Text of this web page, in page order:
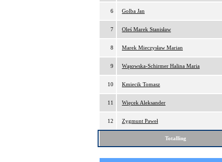
6 Golba Jan
7 Oleś Marek Stanisław
8 Marek Mieczysław Marian
9 Wąsowska-Schirmer Halina Maria
10 Kmiecik Tomasz
11 Więcek Aleksander
12 Zygmunt Paweł
Totalling